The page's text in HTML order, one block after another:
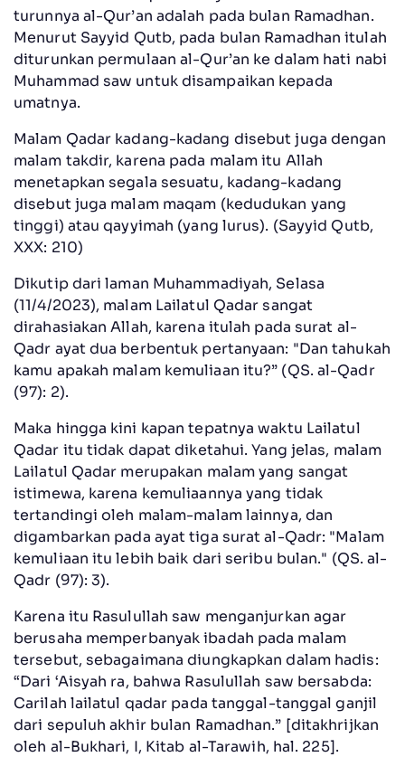
turunnya al-Qur’an adalah pada bulan Ramadhan.
Menurut Sayyid Qutb, pada bulan Ramadhan itulah
diturunkan permulaan al-Qur’an ke dalam hati nabi
Muhammad saw untuk disampaikan kepada
umatnya.
Malam Qadar kadang-kadang disebut juga dengan
malam takdir, karena pada malam itu Allah
menetapkan segala sesuatu, kadang-kadang
disebut juga malam maqam (kedudukan yang
tinggi) atau qayyimah (yang lurus). (Sayyid Qutb,
XXX: 210)
Dikutip dari laman Muhammadiyah, Selasa
(11/4/2023), malam Lailatul Qadar sangat
dirahasiakan Allah, karena itulah pada surat al-
Qadr ayat dua berbentuk pertanyaan: "Dan tahukah
kamu apakah malam kemuliaan itu?” (QS. al-Qadr
(97): 2).
Maka hingga kini kapan tepatnya waktu Lailatul
Qadar itu tidak dapat diketahui. Yang jelas, malam
Lailatul Qadar merupakan malam yang sangat
istimewa, karena kemuliaannya yang tidak
tertandingi oleh malam-malam lainnya, dan
digambarkan pada ayat tiga surat al-Qadr: "Malam
kemuliaan itu lebih baik dari seribu bulan." (QS. al-
Qadr (97): 3).
Karena itu Rasulullah saw menganjurkan agar
berusaha memperbanyak ibadah pada malam
tersebut, sebagaimana diungkapkan dalam hadis:
“Dari ‘Aisyah ra, bahwa Rasulullah saw bersabda:
Carilah lailatul qadar pada tanggal-tanggal ganjil
dari sepuluh akhir bulan Ramadhan.” [ditakhrijkan
oleh al-Bukhari, I, Kitab al-Tarawih, hal. 225].